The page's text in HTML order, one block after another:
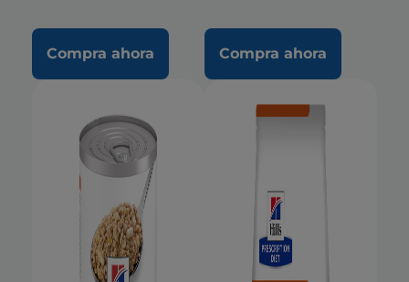
Compra ahora Compra ahora